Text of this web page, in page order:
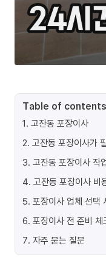
Table of contents
1. 고잔동 포장이사
2. 고잔동 포장이사가
3. 고잔동 포장이사 작
4. 고잔동 포장이사 비
5. 포장이사 업체 선택
6. 포장이사 전 준비 체
7. 자주 묻는 질문